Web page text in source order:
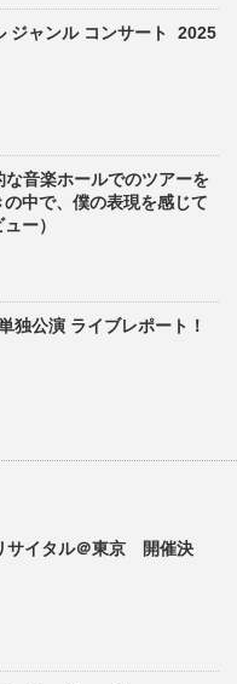
ジャンル コンサート 2025
音楽ホールでのツアーを
中で、僕の表現を感じて
ー）
独公演 ライブレポート！
サイタル＠東京 開催決